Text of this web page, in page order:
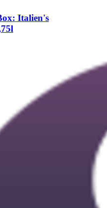
Italien's